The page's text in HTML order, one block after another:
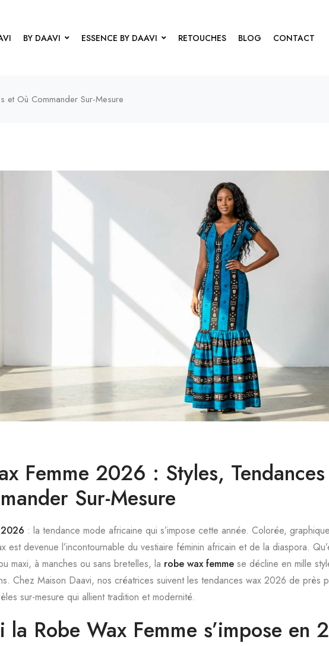
BY DAAVI ESSENCE BY DAAVI RETOUCHES BLOG CONTACT
et Où Commander Sur-Mesure
Femme 2026 : Styles,
Sur-Mesure
2026 : la tendance mode africaine qui s’impose cette année. Colorée,
est devenue l’incontournable du vestiaire féminin africain et de la diaspora.
maxi, à manches ou sans bretelles, la robe wax femmese décline en mille
Chez Maison Daavi, nos créatrices suivent les tendances wax 2026 de près
sur-mesure qui allient tradition et modernité.
la Robe Wax Femme s’impose en